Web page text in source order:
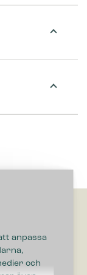
anpassa
och